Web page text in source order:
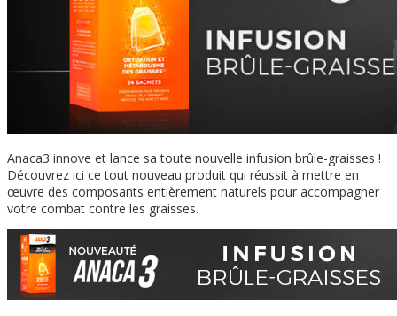
Anaca3 innove et lance sa toute nouvelle infusion brûle-graisses !
Découvrez ici ce tout nouveau produit qui réussit à mettre en
œuvre des composants entièrement naturels pour accompagner
votre combat contre les graisses.